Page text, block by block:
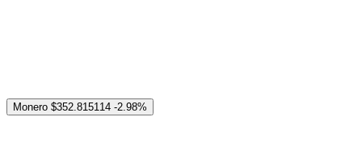
Monero $352.815114 -2.98%